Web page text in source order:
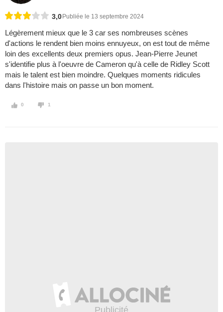
3,0 Publiée le 13 septembre 2024
Légèrement mieux que le 3 car ses nombreuses scènes
d'actions le rendent bien moins ennuyeux, on est tout de même
loin des excellents deux premiers opus. Jean-Pierre Jeunet
s'identifie plus à l'oeuvre de Cameron qu'à celle de Ridley Scott
mais le talent est bien moindre. Quelques moments ridicules
dans l'histoire mais on passe un bon moment.
0 1